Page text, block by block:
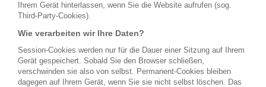
Ihrem Gerät hinterlassen, wenn Sie die Website aufrufen (sog.
Third-Party-Cookies).
Wie verarbeiten wir Ihre Daten?
Session-Cookies werden nur für die Dauer einer Sitzung auf Ihrem
Gerät gespeichert. Sobald Sie den Browser schließen,
verschwinden sie also von selbst. Permanent-Cookies bleiben
dagegen auf Ihrem Gerät, wenn Sie sie nicht selbst löschen. Das